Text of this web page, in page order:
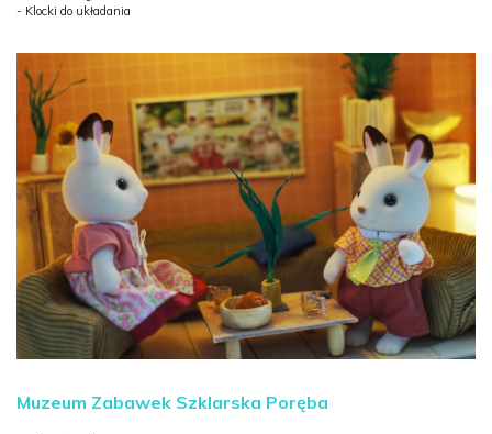
- Klocki do układania
Muzeum Zabawek Szklarska Poręba